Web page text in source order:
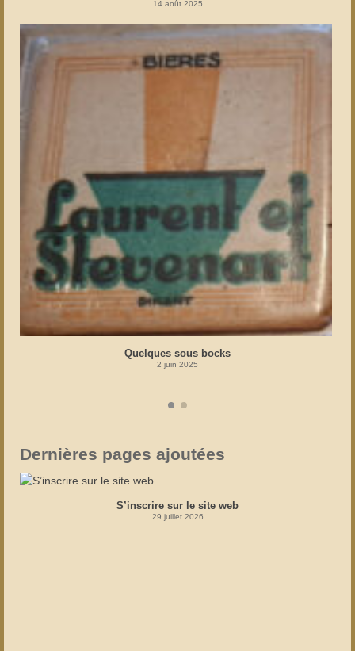
14 août 2025
Quelques sous bocks
2 juin 2025
Dernières pages ajoutées
S’inscrire sur le site web
29 juillet 2026